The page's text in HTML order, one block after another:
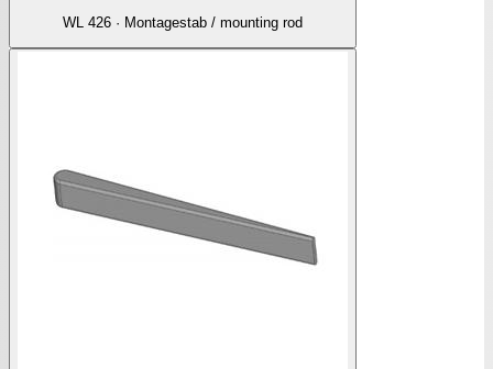
WL 426 · Montagestab / mounting rod